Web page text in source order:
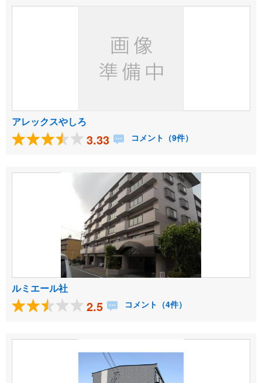
アレックスやしろ
3.33 コメント（9件）
ルミエール社
2.5 コメント（4件）